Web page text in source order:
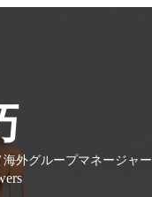
外グループマネージャー